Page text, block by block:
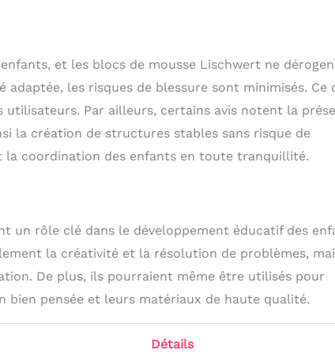
et les blocs de mousse Lischwert ne
les risques de blessure sont minimisés. Ce
Par ailleurs, certains avis notent la
la création de structures stables sans risque de
coordination des enfants en toute tranquillité.
un rôle clé dans le développement éducatif des
la créativité et la résolution de problèmes,
De plus, ils pourraient même être utilisés pour
bien pensée et leurs matériaux de haute qualité.
Détails